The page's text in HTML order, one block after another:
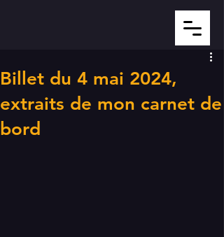
Billet du 4 mai 2024,
extraits de mon carnet de
bord